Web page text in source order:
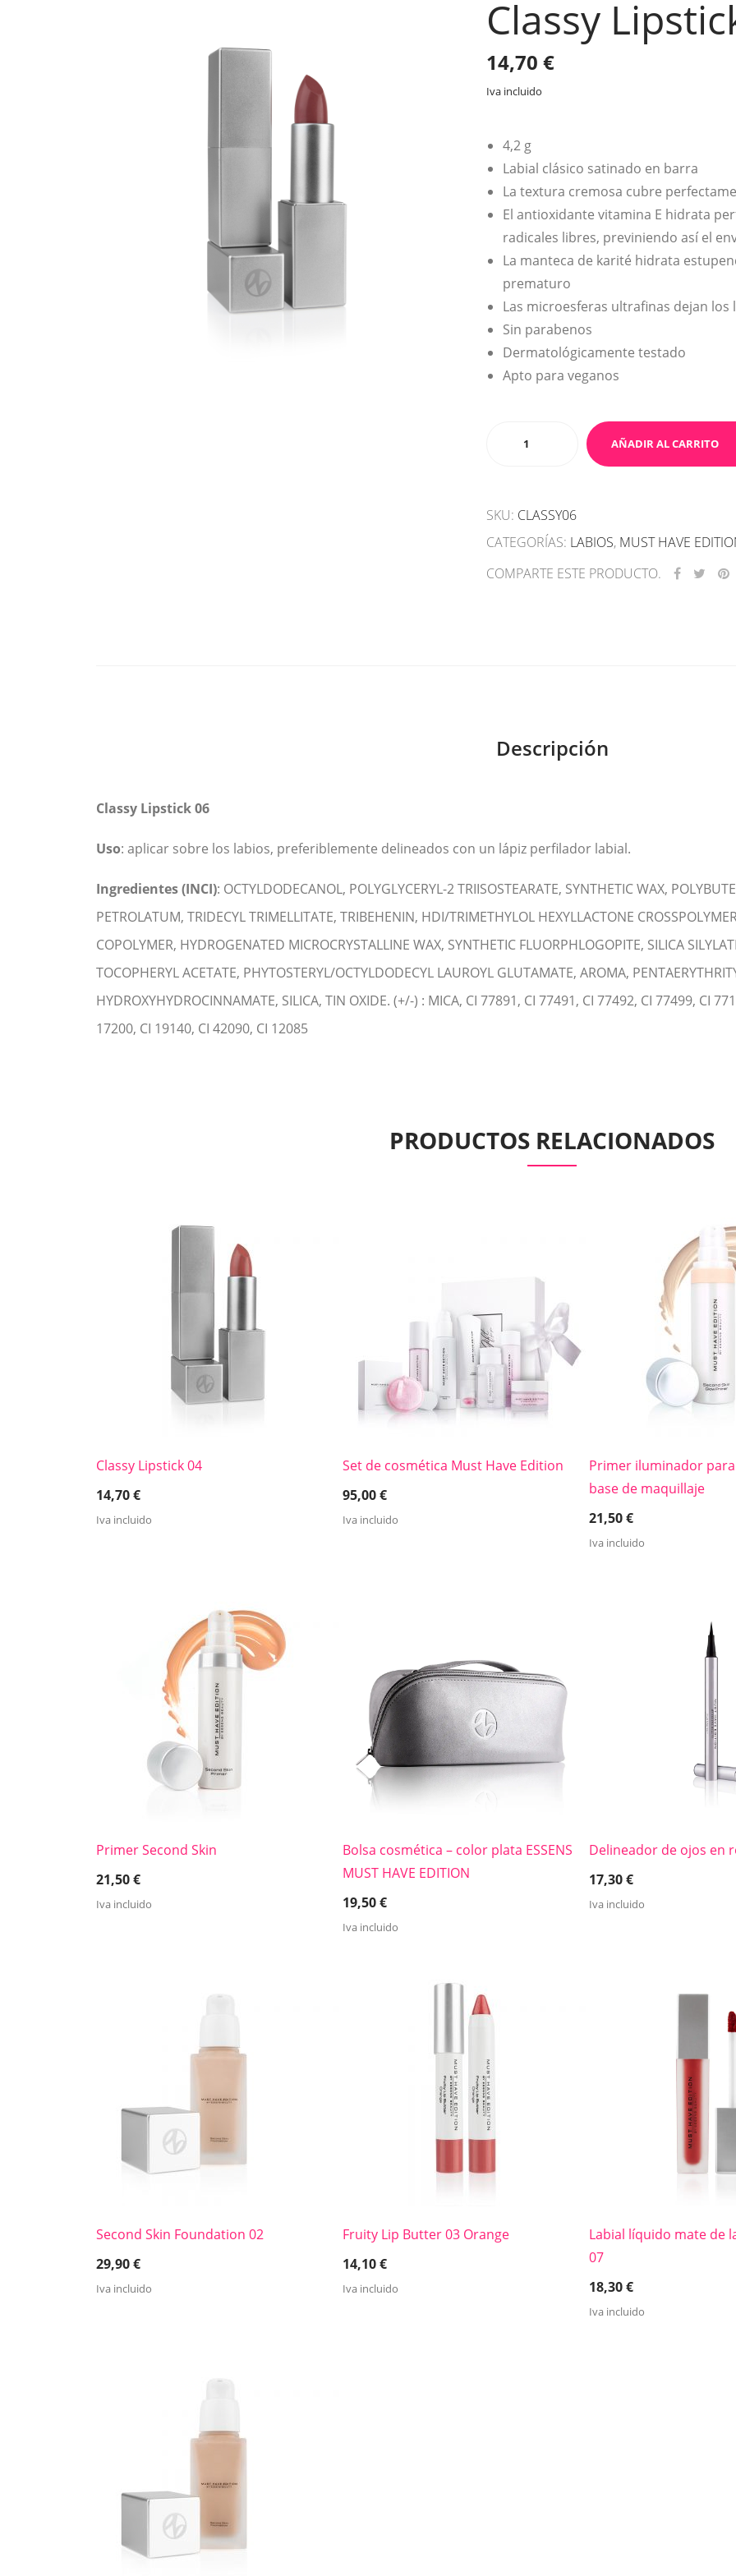
Classy
14,70 €
Iva incluido
4,2 g
Labial clásico satinado en barra
La textura cremosa cubre
El antioxidante vitamina E hidrata
radicales libres, previniendo así el
La manteca de karité hidrata
prematuro
Las microesferas ultrafinas dejan los
Sin parabenos
Dermatológicamente testado
Apto para veganos
Lipstick
AÑADIR AL CARRITO
SKU: CLASSY06
CATEGORÍAS: LABIOS, MUST HAVE
COMPARTE ESTE PRODUCTO.
Descripción
Classy Lipstick 06
Uso: aplicar sobre los labios, preferiblemente delineados con un lápiz perfilador labial.
Ingredientes (INCI): OCTYLDODECANOL, POLYGLYCERYL-2 TRIISOSTEARATE, SYNTHETIC WAX,
PETROLATUM, TRIDECYL TRIMELLITATE, TRIBEHENIN, HDI/TRIMETHYLOL HEXYLLACTONE
COPOLYMER, HYDROGENATED MICROCRYSTALLINE WAX, SYNTHETIC FLUORPHLOGOPITE, SILICA
TOCOPHERYL ACETATE, PHYTOSTERYL/OCTYLDODECYL LAUROYL GLUTAMATE, AROMA,
HYDROXYHYDROCINNAMATE, SILICA, TIN OXIDE. (+/-) : MICA, CI 77891, CI 77491, CI 77492, CI 77499, CI
17200, CI 19140, CI 42090, CI 12085
PRODUCTOS RELACIONADOS
Classy Lipstick 04
14,70€
Iva incluido
Set de cosmética Must Have Edition
95,00€
Iva incluido
Primer iluminador
base de maquillaje
21,50€
Iva incluido
Primer Second Skin
21,50€
Iva incluido
Bolsa cosmética – color plata ESSENS
MUST HAVE EDITION
19,50€
Iva incluido
Delineador de ojos en
17,30€
Iva incluido
Second Skin Foundation 02
29,90€
Iva incluido
Fruity Lip Butter 03 Orange
14,10€
Iva incluido
Labial líquido mate de
07
18,30€
Iva incluido